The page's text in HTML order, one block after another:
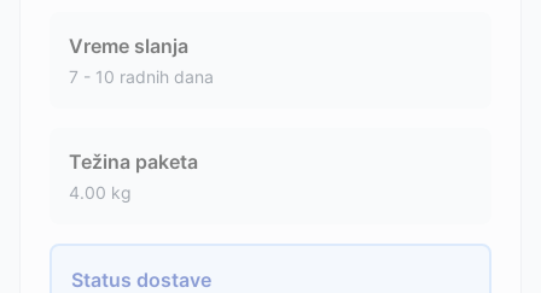
Vreme slanja
7 - 10 radnih dana
Težina paketa
4.00 kg
Status dostave